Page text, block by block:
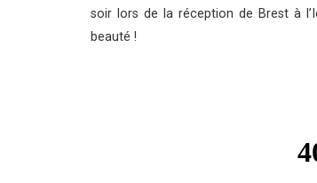
soir lors de la réception de Brest à
beauté !